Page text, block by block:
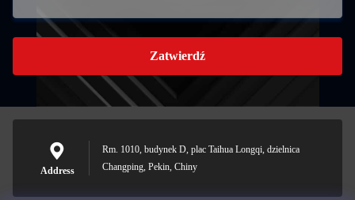
Zatwierdź
Address
Rm. 1010, budynek D, plac Taihua Longqi, dzielnica
Changping, Pekin, Chiny